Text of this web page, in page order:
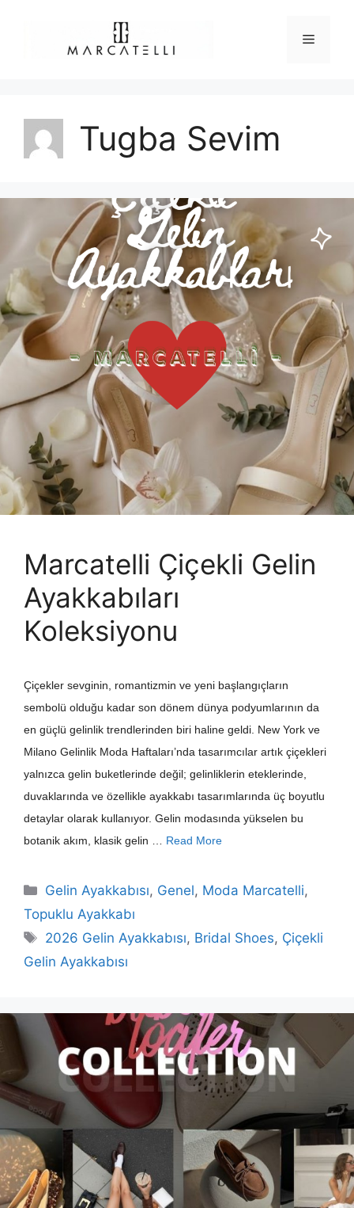
Menü
Tugba Sevim
Marcatelli Çiçekli Gelin
Ayakkabıları
Koleksiyonu
Çiçekler sevginin, romantizmin ve yeni başlangıçların
sembolü olduğu kadar son dönem dünya podyumlarının da
en güçlü gelinlik trendlerinden biri haline geldi. New York ve
Milano Gelinlik Moda Haftaları’nda tasarımcılar artık çiçekleri
yalnızca gelin buketlerinde değil; gelinliklerin eteklerinde,
duvaklarında ve özellikle ayakkabı tasarımlarında üç boyutlu
detaylar olarak kullanıyor. Gelin modasında yükselen bu
botanik akım, klasik gelin … Read More
Kategoriler
Gelin Ayakkabısı, Genel, Moda Marcatelli,
Topuklu Ayakkabı
Etiketler
2026 Gelin Ayakkabısı, Bridal Shoes, Çiçekli
Gelin Ayakkabısı